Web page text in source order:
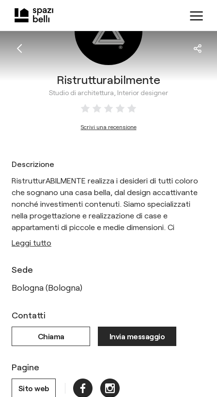
Ristrutturabilmente
Studio di architettura, Interior designer
Scrivi una recensione
Descrizione
RistrutturABILMENTE realizza i desideri di tutti coloro
che sognano una casa bella, dal design accattivante
nonché investimenti contenuti. Siamo specializzati
nella progettazione e realizzazione di case e
appartamenti di piccole e medie dimensioni. Ci
Leggi tutto
Sede
Bologna (Bologna)
Pagine
Sito web
Contatti
Chiama Invia messaggio